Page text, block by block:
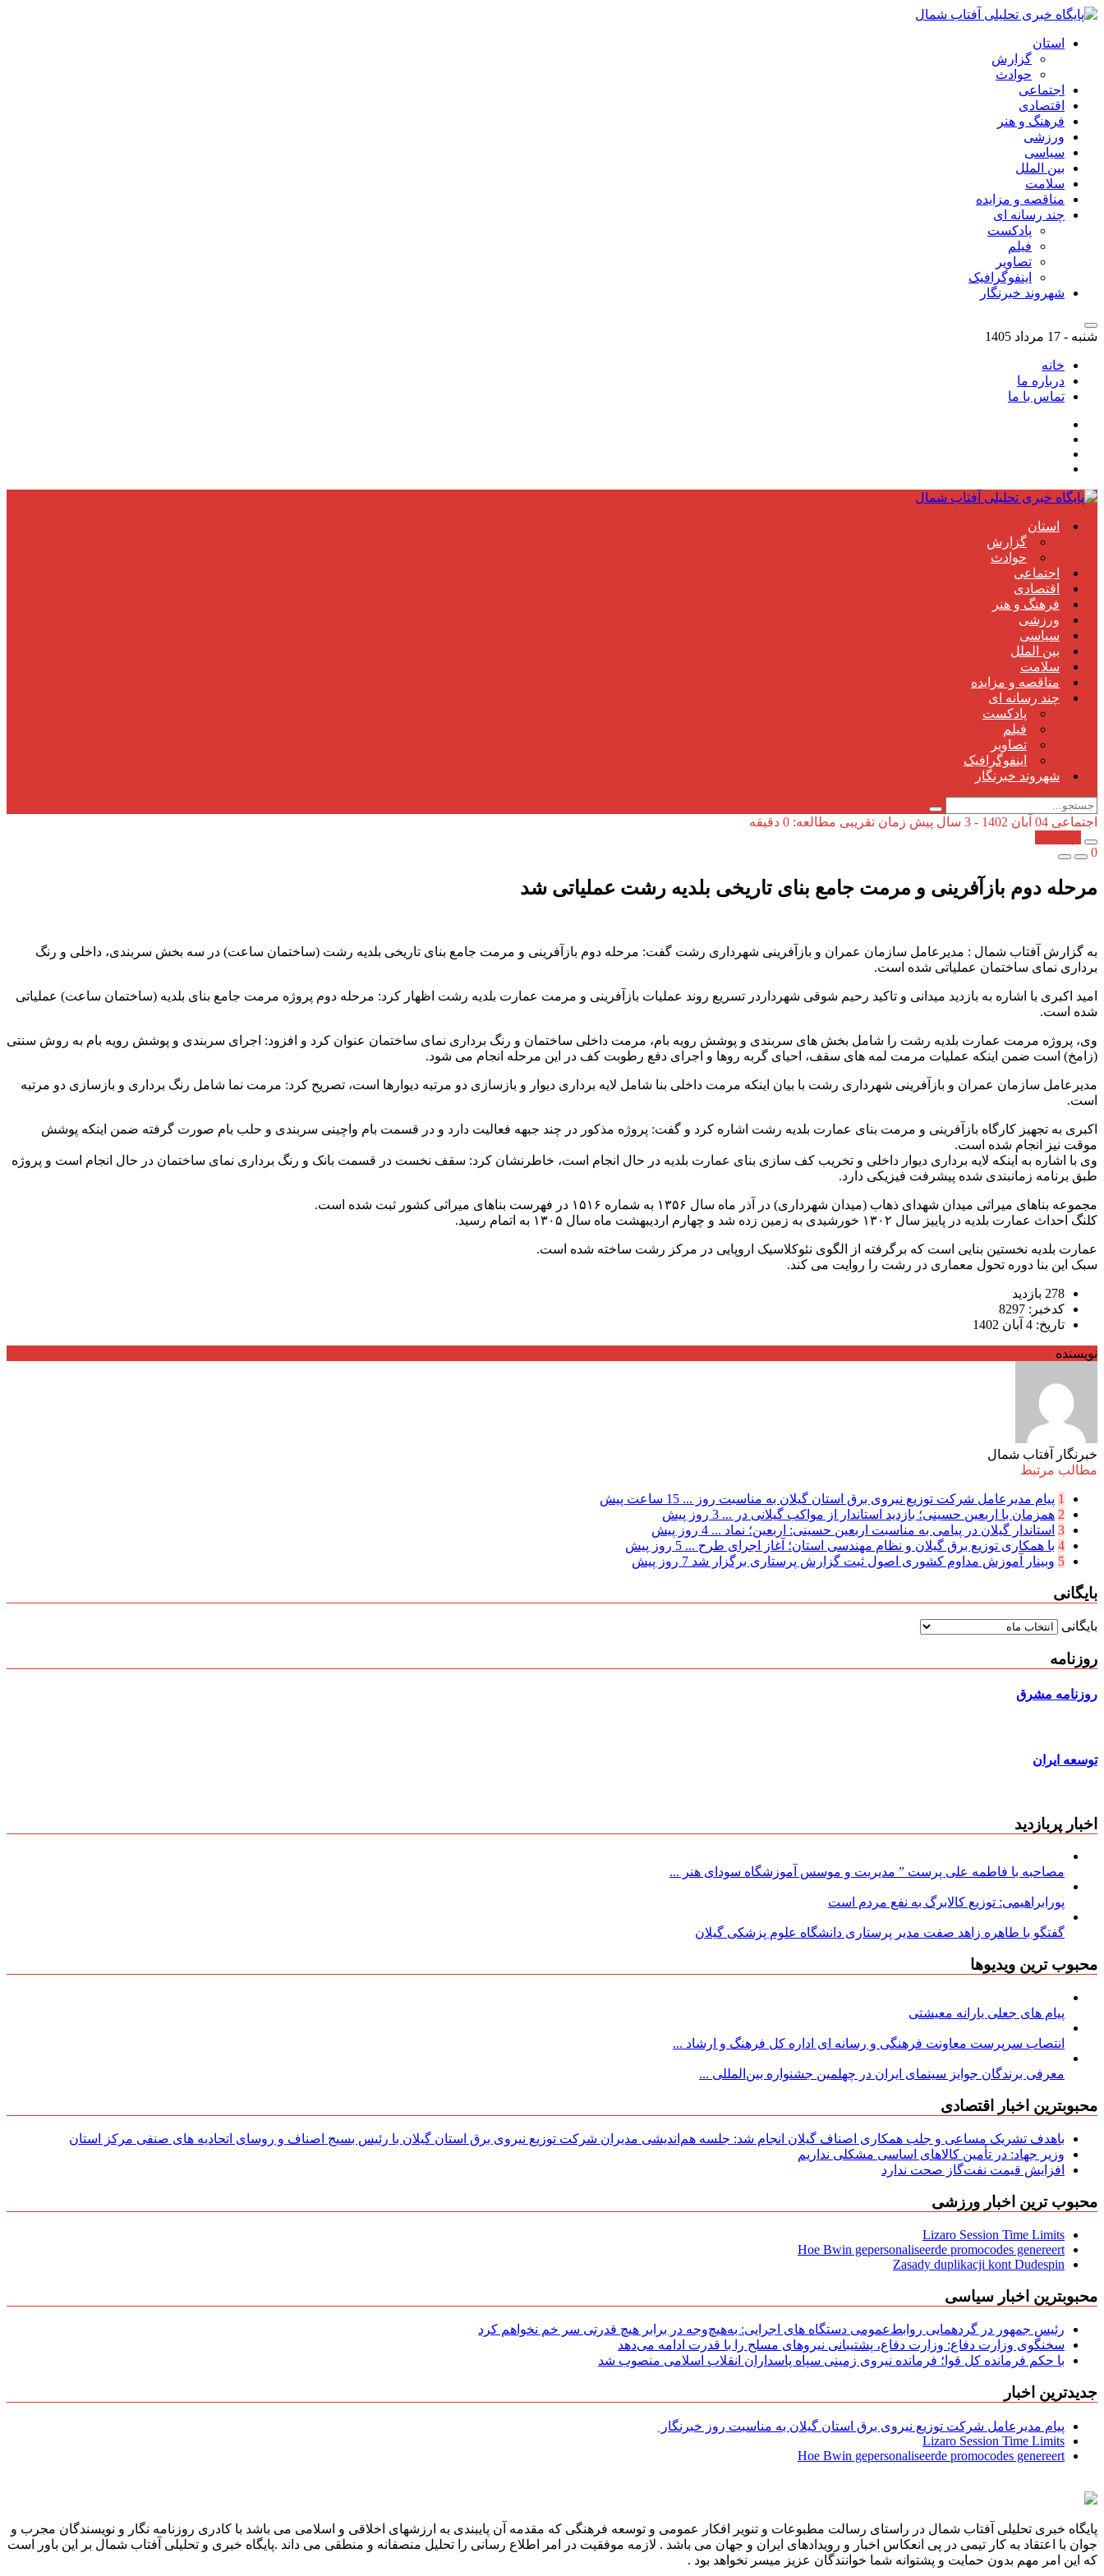
استان
گزارش
حوادث
اجتماعی
اقتصادی
فرهنگ و هنر
ورزشی
سیاسی
بین الملل
سلامت
مناقصه و مزایده
چند رسانه ای
پادکست
فیلم
تصاویر
اینفوگرافیک
شهروند خبرنگار
شنبه - 17 مرداد 1405
خانه
درباره ما
تماس با ما
استان
گزارش
حوادث
اجتماعی
اقتصادی
فرهنگ و هنر
ورزشی
سیاسی
بین الملل
سلامت
مناقصه و مزایده
چند رسانه ای
پادکست
فیلم
تصاویر
اینفوگرافیک
شهروند خبرنگار
اجتماعی 04 آبان 1402 - 3 سال پیش
زمان تقریبی مطالعه: 0 دقیقه
0
مرحله دوم بازآفرینی و مرمت جامع بنای تاریخی بلدیه رشت عملیاتی شد
به گزارش آفتاب شمال : مدیرعامل سازمان عمران و بازآفرینی شهرداری رشت گفت: مرحله دوم بازآفرینی و مرمت جامع بنای تاریخی بلدیه رشت (ساختمان ساعت) در سه بخش سربندی، داخلی و رنگ
برداری نمای ساختمان عملیاتی شده است.
امید اکبری با اشاره به بازدید میدانی و تاکید رحیم شوقی شهرداردر تسریع روند عملیات بازآفرینی و مرمت عمارت بلدیه رشت اظهار کرد: مرحله دوم پروژه مرمت جامع بنای بلدیه (ساختمان ساعت) عملیاتی
شده است.
وی، پروژه مرمت عمارت بلدیه رشت را شامل بخش های سربندی و پوشش رویه بام، مرمت داخلی ساختمان و رنگ برداری نمای ساختمان عنوان کرد و افزود: اجرای سربندی و پوشش رویه بام به روش سنتی
(زامخ) است ضمن اینکه عملیات مرمت لمه های سقف، احیای گربه روها و اجرای دفع رطوبت کف در این مرحله انجام می شود.
مدیرعامل سازمان عمران و بازآفرینی شهرداری رشت با بیان اینکه مرمت داخلی بنا شامل لایه برداری دیوار و بازسازی دو مرتبه دیوارها است، تصریح کرد: مرمت نما شامل رنگ برداری و بازسازی دو مرتبه
است.
اکبری به تجهیز کارگاه بازآفرینی و مرمت بنای عمارت بلدیه رشت اشاره کرد و گفت: پروژه مذکور در چند جبهه فعالیت دارد و در قسمت بام واچینی سربندی و حلب بام صورت گرفته ضمن اینکه پوشش
موقت نیز انجام شده است.
وی با اشاره به اینکه لایه برداری دیوار داخلی و تخریب کف سازی بنای عمارت بلدیه در حال انجام است، خاطرنشان کرد: سقف نخست‌ در قسمت بانک و رنگ برداری نمای ساختمان در حال انجام است و پروژه
طبق برنامه زمانبندی شده پیشرفت فیزیکی دارد.
مجموعه بناهای میراثی میدان شهدای ذهاب (میدان شهرداری) در آذر ماه سال ۱۳۵۶ به شماره ۱۵۱۶ در فهرست بناهای میراثی کشور ثبت شده است.
کلنگ احداث عمارت بلدیه در پاییز سال ۱۳۰۲ خورشیدی به زمین زده شد و چهارم اردیبهشت ماه سال ۱۳۰۵ به اتمام رسید.
عمارت بلدیه نخستین بنایی است که برگرفته از الگوی نئوکلاسیک اروپایی در مرکز رشت ساخته شده است.
سبک این بنا دوره تحول معماری در رشت را روایت می کند.
278 بازدید
کدخبر: 8297
تاریخ: 4 آبان 1402
نویسنده
خبرنگار آفتاب شمال
مطالب مرتبط
1 پیام مدیرعامل شركت توزیع نیروی برق استان گیلان به مناسبت روز ... 15 ساعت پیش
2 همزمان با اربعین حسینی؛ بازدید استاندار از مواکب گیلانی در ... 3 روز پیش
3 استاندار گیلان در پیامی به مناسبت اربعین حسینی: اربعین؛ نماد ... 4 روز پیش
4 با همکاری توزیع برق گیلان و نظام مهندسی استان؛ آغاز اجرای طرح ... 5 روز پیش
5 وبینار آموزش مداوم کشوری اصول ثبت گزارش پرستاری برگزار شد 7 روز پیش
بایگانی
بایگانی
روزنامه
روزنامه مشرق
توسعه ایران
اخبار پربازدید
مصاحبه با فاطمه علی پرست ” مدیریت و موسس آموزشگاه سودای هنر ...
پورابراهیمی: توزیع کالابرگ به نفع مردم است
گفتگو با طاهره زاهد صفت مدیر پرستاری دانشگاه علوم پزشکی گیلان
محبوب ترین ویدیوها
پیام های جعلی یارانه معیشتی
انتصاب سرپرست معاونت فرهنگی و رسانه ای اداره کل فرهنگ و ارشاد ...
معرفی برندگان جوایز سینمای ایران در چهلمین جشنواره بین‌المللی ...
محبوبترین اخبار اقتصادی
باهدف تشریک مساعی و جلب همکاری اصناف گیلان انجام شد: جلسه هم‌اندیشی مدیران شركت توزیع نیروی برق استان گیلان با رئیس بسیج اصناف و روسای اتحادیه های صنفی مركز استان
وزیر جهاد: در تأمین کالاهای اساسی مشکلی نداریم
افزایش قیمت نفت‌گاز صحت ندارد
محبوب ترین اخبار ورزشی
Lizaro Session Time Limits
Hoe Bwin gepersonaliseerde promocodes genereert
Zasady duplikacji kont Dudespin
محبوبترین اخبار سیاسی
رئیس جمهور در گردهمایی روابط‌عمومی دستگاه های اجرایی: به‌هیچ‌وجه در برابر هیچ قدرتی سر خم نخواهم کرد
سخنگوی وزارت دفاع: وزارت دفاع، پشتیبانی نیرو‌های مسلح را با قدرت ادامه می‌دهد
با حکم فرمانده کل قوا؛ فرمانده نیروی زمینی سپاه پاسداران انقلاب اسلامی منصوب شد
جدیدترین اخبار
پیام مدیرعامل شركت توزیع نیروی برق استان گیلان به مناسبت روز خبرنگار ‌
Lizaro Session Time Limits
Hoe Bwin gepersonaliseerde promocodes genereert
پایگاه خبری تحلیلی آفتاب شمال در راستای رسالت مطبوعات و تنویر افکار عمومی و توسعه فرهنگی که مقدمه آن پایبندی به ارزشهای اخلاقی و اسلامی می باشد با کادری روزنامه نگار و نویسندگان مجرب و
جوان با اعتقاد به کار تیمی در پی انعکاس اخبار و رویدادهای ایران و جهان می باشد . لازمه موفقیت در امر اطلاع رسانی را تحلیل منصفانه و منطقی می داند .پایگاه خبری و تحلیلی آفتاب شمال بر این باور است
که این امر مهم بدون حمایت و پشتوانه شما خوانندگان عزیز میسر نخواهد بود .